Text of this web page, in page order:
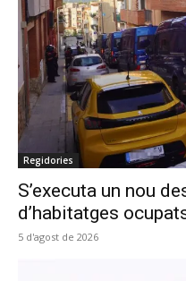
Regidories
S’executa un nou
d’habitatges
5 d'agost de 2026